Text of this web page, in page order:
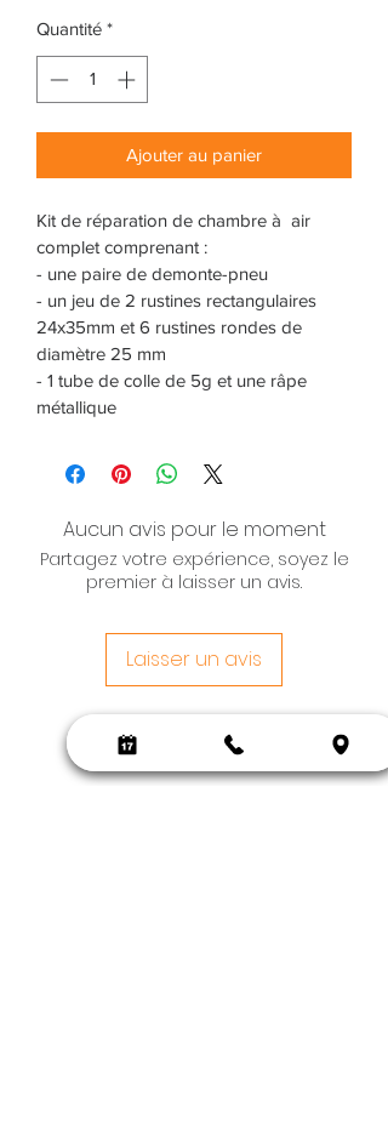
Quantité *
Ajouter au panier
Kit de réparation de chambre à  air
complet comprenant :
- une paire de demonte-pneu
- un jeu de 2 rustines rectangulaires
24x35mm et 6 rustines rondes de
diamètre 25 mm
- 1 tube de colle de 5g et une râpe
métallique
Aucun avis pour le moment
Partagez votre expérience, soyez le
premier à laisser un avis.
Laisser un avis